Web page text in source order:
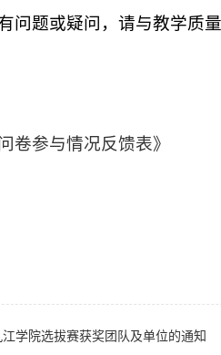
问题或疑问，请与教学质
卷参与情况反馈表》
学院选拔赛获奖团队及单位的通知